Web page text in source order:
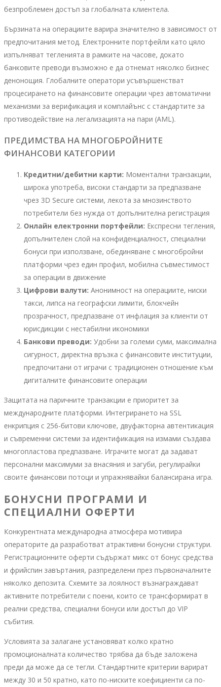
безпроблемен достъп за глобалната клиентела.
Бързината на операциите варира значително в зависимост от
предпочитания метод. Електронните портфейли като цяло
изпълняват тегленията в рамките на часове, докато
банковите преводи възможно е да отнемат няколко бизнес
денонощия. Глобалните оператори усъвършенстват
процесирането на финансовите операции чрез автоматични
механизми за верификация и комплайънс с стандартите за
противодействие на легализацията на пари (AML).
ПРЕДИМСТВА НА МНОГОБРОЙНИТЕ
ФИНАНСОВИ КАТЕГОРИИ
Кредитни/дебитни карти: Моментални транзакции,
широка употреба, високи стандарти за предпазване
чрез 3D Secure системи, лекота за мнозинството
потребители без нужда от допълнителна регистрация
Онлайн електронни портфейли: Експресни тегления,
допълнителен слой на конфиденциалност, специални
бонуси при използване, обединяване с многобройни
платформи чрез един профил, мобилна съвместимост
за операции в движение
Цифрови валути: Анонимност на операциите, ниски
такси, липса на географски лимити, блокчейн
прозрачност, предпазване от инфлация за клиенти от
юрисдикции с нестабилни икономики
Банкови преводи: Удобни за големи суми, максимална
сигурност, директна връзка с финансовите институции,
предпочитани от играчи с традиционен отношение към
дигиталните финансовите операции
Защитата на паричните транзакции е приоритет за
международните платформи. Интегрирането на SSL
енкрипция с 256-битови ключове, двуфакторна автентикация
и съвременни системи за идентификация на измами създава
многопластова предпазване. Играчите могат да задават
персонални максимуми за внасяния и загуби, регулирайки
своите финансови потоци и упражнявайки балансирана игра.
БОНУСНИ ПРОГРАМИ И
СПЕЦИАЛНИ ОФЕРТИ
Конкурентната международна атмосфера мотивира
операторите да разработват атрактивни бонусни структури.
Регистрационните оферти съдържат микс от бонус средства
и фрийспин завъртания, разпределени през първоначалните
няколко депозита. Схемите за лоялност възнаграждават
активните потребители с поени, които се трансформират в
реални средства, специални бонуси или достъп до VIP
събития.
Условията за залагане установяват колко кратно
промоционалната количество трябва да бъде заложена
преди да може да се тегли. Стандартните критерии варират
между 30 и 50 кратно, като по-ниските коефициенти са по-